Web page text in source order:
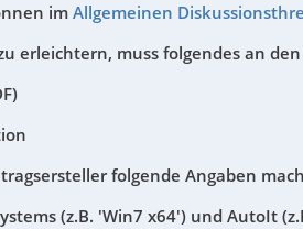
im Allgemeinen
erleichtern, muss folgendes an
folgende Angaben
(z.B. 'Win7 x64') und AutoIt